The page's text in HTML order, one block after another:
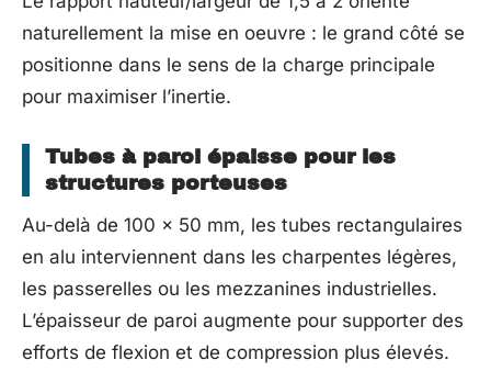
naturellement la mise en oeuvre : le grand côté se
positionne dans le sens de la charge principale
pour maximiser l’inertie.
Tubes à paroi épaisse pour les
structures porteuses
Au-delà de 100 x 50 mm, les tubes rectangulaires
en alu interviennent dans les charpentes légères,
les passerelles ou les mezzanines industrielles.
L’épaisseur de paroi augmente pour supporter des
efforts de flexion et de compression plus élevés.